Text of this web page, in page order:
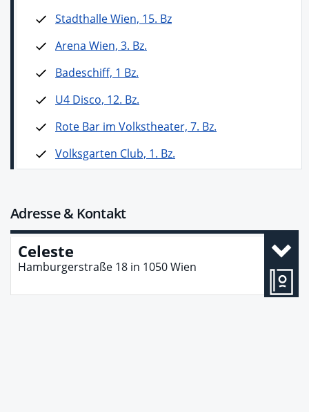
Stadthalle Wien, 15. Bz
Arena Wien, 3. Bz.
Badeschiff, 1 Bz.
U4 Disco, 12. Bz.
Rote Bar im Volkstheater, 7. Bz.
Volksgarten Club, 1. Bz.
Adresse & Kontakt
Celeste
Hamburgerstraße 18 in 1050Wien